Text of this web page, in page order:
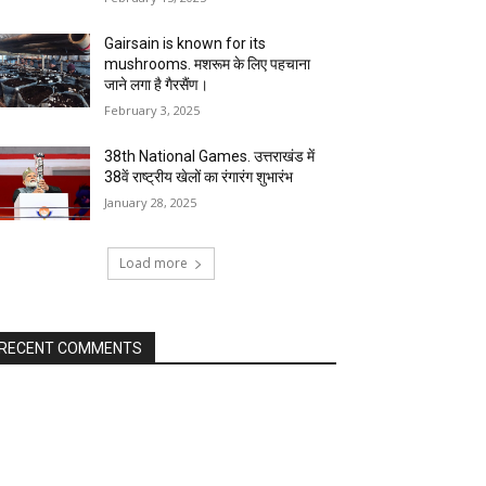
Gairsain is known for its
mushrooms. मशरूम के लिए पहचाना
जाने लगा है गैरसैंण।
February 3, 2025
38th National Games. उत्तराखंड में
38वें राष्ट्रीय खेलों का रंगारंग शुभारंभ
January 28, 2025
Load more
COMMENTS